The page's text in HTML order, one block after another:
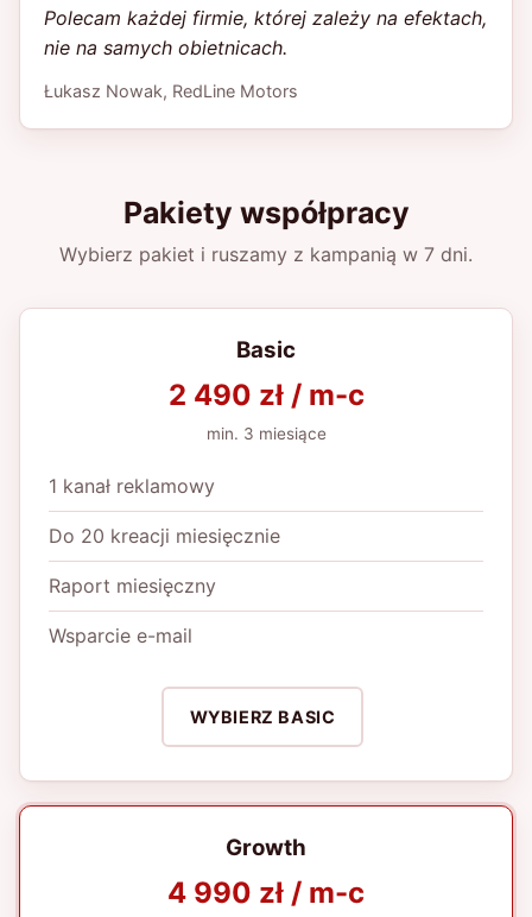
Polecam każdej firmie, której zależy na efektach,
nie na samych obietnicach.
Łukasz Nowak, RedLine Motors
Pakiety współpracy
Wybierz pakiet i ruszamy z kampanią w 7 dni.
Basic
2 490 zł / m-c
min. 3 miesiące
1 kanał reklamowy
Do 20 kreacji miesięcznie
Raport miesięczny
Wsparcie e-mail
WYBIERZ BASIC
Growth
4 990 zł / m-c